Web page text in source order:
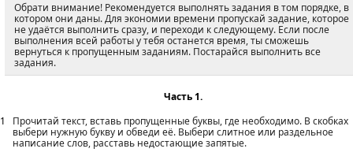
Обрати внимание! Рекомендуется выполнять задания в том порядке, в
котором они даны. Для экономии времени пропускай задание, которое
не удаётся выполнить сразу, и переходи к следующему. Если после
выполнения всей работы у тебя останется время, ты сможешь
вернуться к пропущенным заданиям. Постарайся выполнить все
задания.
Часть 1.
1
Прочитай текст, вставь пропущенные буквы, где необходимо. В скобках
выбери нужную букву и обведи её. Выбери слитное или раздельное
написание слов, расставь недостающие запятые.